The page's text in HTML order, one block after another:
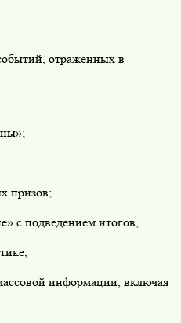
отраженных в
призов;
с подведением итогов,
информации, включая